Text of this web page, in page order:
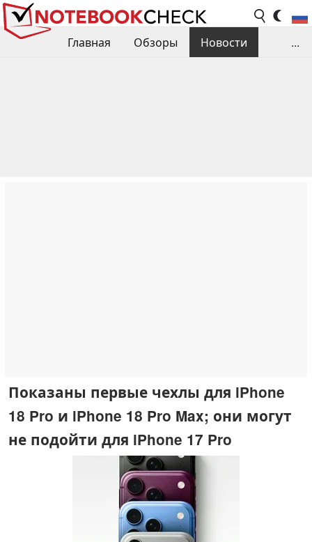
Главная Обзоры
Новости
...
Показаны первые чехлы для iPhone
18 Pro и iPhone 18 Pro Max; они могут
не подойти для iPhone 17 Pro